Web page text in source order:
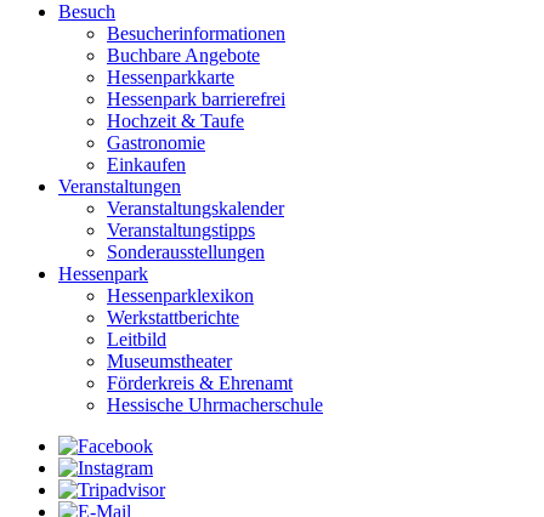
Besuch
Besucherinformationen
Buchbare Angebote
Hessenparkkarte
Hessenpark barrierefrei
Hochzeit & Taufe
Gastronomie
Einkaufen
Veranstaltungen
Veranstaltungskalender
Veranstaltungstipps
Sonderausstellungen
Hessenpark
Hessenparklexikon
Werkstattberichte
Leitbild
Museumstheater
Förderkreis & Ehrenamt
Hessische Uhrmacherschule